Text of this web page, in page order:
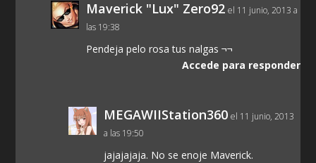
Maverick "Lux" Zero92 el 11 junio, 2013 a
las 19:38
Pendeja pelo rosa tus nalgas ¬¬
Accede para responder
MEGAWIIStation360 el 11 junio, 2013
a las 19:50
jajajajaja. No se enoje Maverick.